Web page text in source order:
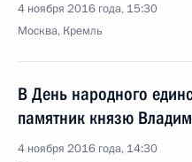
4 ноября 2016 года, 15:30
Москва, Кремль
В День народного
памятник князю
4 ноября 2016 года, 14:30